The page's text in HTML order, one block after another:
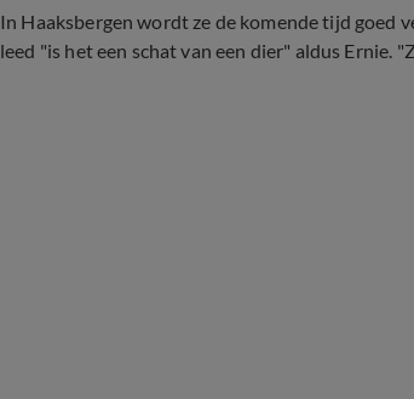
In Haaksbergen wordt ze de komende tijd goed
leed "is het een schat van een dier" aldus Ernie.